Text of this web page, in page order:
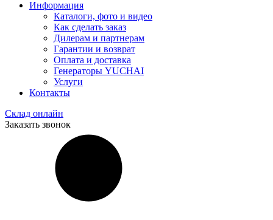
Информация
Каталоги, фото и видео
Как сделать заказ
Дилерам и партнерам
Гарантии и возврат
Оплата и доставка
Генераторы YUCHAI
Услуги
Контакты
Склад онлайн
Заказать звонок